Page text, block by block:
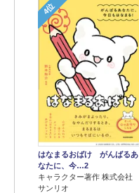
4位
はなまるおばけ がんばるあ
なたに、今…2
キャラクター著作 株式会社
サンリオ